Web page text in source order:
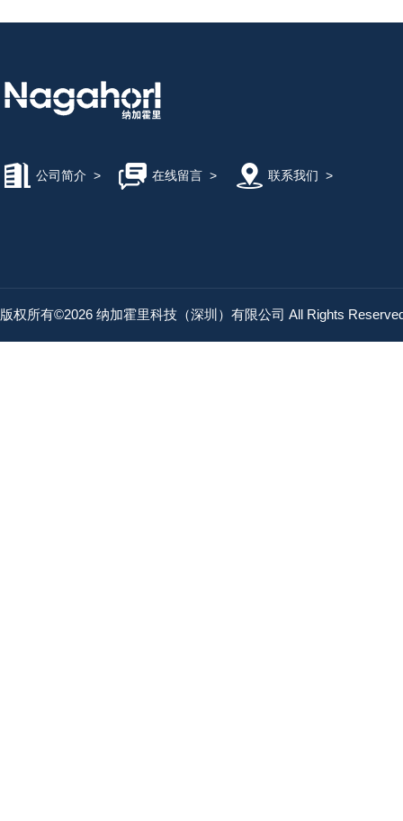
公司简介 > 在线留言> 联系我们 >
版权所有©2026 纳加霍里科技（深圳）有限公司 All Rights